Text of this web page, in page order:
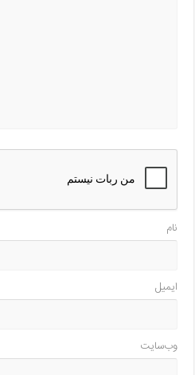
نام
ایمیل
وب‌سایت